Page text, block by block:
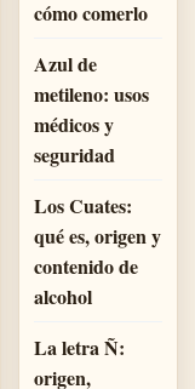
cómo comerlo
Azul de
metileno: usos
médicos y
seguridad
Los Cuates:
qué es, origen y
contenido de
alcohol
La letra Ñ:
origen,